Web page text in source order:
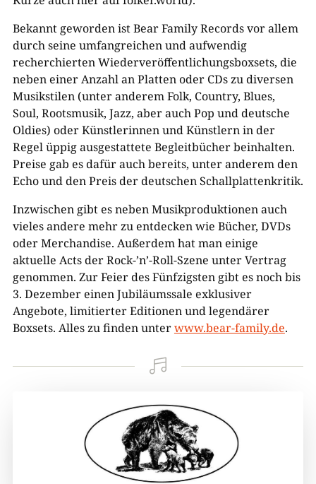
Bekannt geworden ist Bear Family Records vor allem
durch seine umfangreichen und aufwendig
recherchierten Wiederveröffentlichungsboxsets, die
neben einer Anzahl an Platten oder CDs zu diversen
Musikstilen (unter anderem Folk, Country, Blues,
Soul, Rootsmusik, Jazz, aber auch Pop und deutsche
Oldies) oder Künstlerinnen und Künstlern in der
Regel üppig ausgestattete Begleitbücher beinhalten.
Preise gab es dafür auch bereits, unter anderem den
Echo und den Preis der deutschen Schallplattenkritik.
Inzwischen gibt es neben Musikproduktionen auch
vieles andere mehr zu entdecken wie Bücher, DVDs
oder Merchandise. Außerdem hat man einige
aktuelle Acts der Rock-’n’-Roll-Szene unter Vertrag
genommen. Zur Feier des Fünfzigsten gibt es noch bis
3. Dezember einen Jubiläumssale exklusiver
Angebote, limitierter Editionen und legendärer
Boxsets. Alles zu finden unterwww.bear-family.de.
